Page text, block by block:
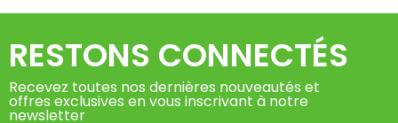
RESTONS CONNECTÉS
Recevez toutes nos dernières nouveautés et
offres exclusives en vous inscrivant à notre
newsletter